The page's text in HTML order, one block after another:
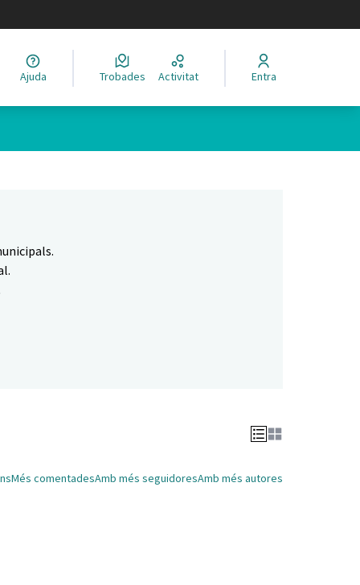
Elegir el idioma
Ajuda Trobades Activitat Entra
Més comentadesAmb més seguidoresAmb més autores